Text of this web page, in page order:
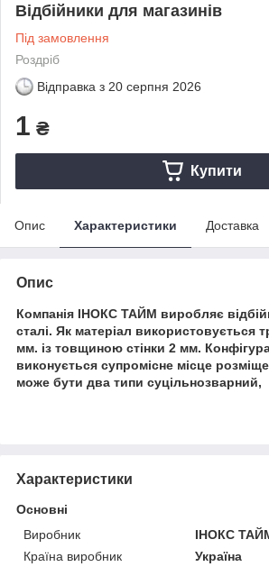
Відбійники для магазинів
Під замовлення
Роздріб
Відправка з 20 серпня 2026
1 ₴
Купити
Опис Характеристики Доставка
Опис
Компанія ІНОКС ТАЙМ виробляє
сталі. Як матеріал використовується
мм. із товщиною стінки 2 мм.
виконується супромісне місце
може бути два типи суцільнозварний,
Характеристики
Основні
Виробник
ІНОКС
Країна виробник
Україна